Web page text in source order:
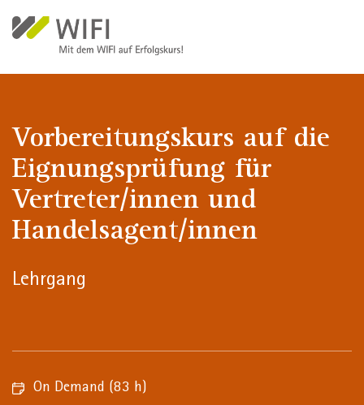
screen
reader.
To
the
All
Accessibility
Vorbereitungskurs auf die
Eignungsprüfung für
Vertreter/innen und
Handelsagent/innen
Lehrgang
On Demand (83 h)